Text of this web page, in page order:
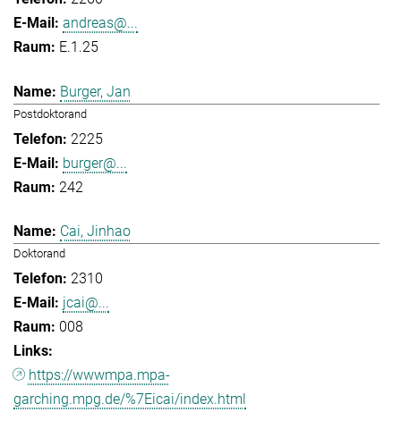
andreas@...
E.1.25
Burger, Jan
Postdoktorand
2225
burger@...
242
Cai, Jinhao
Doktorand
2310
jcai@...
008
https://wwwmpa.mpa-
garching.mpg.de/%7Eicai/index.html